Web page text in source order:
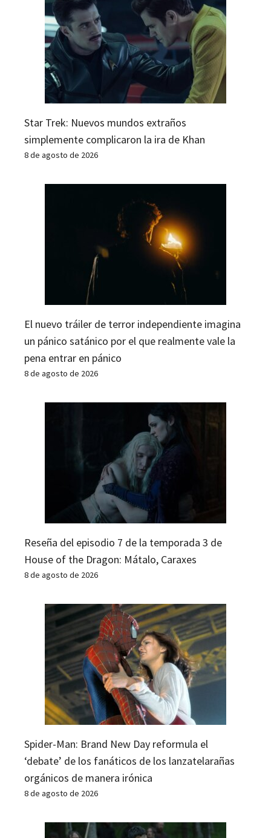
Star Trek: Nuevos mundos extraños
simplemente complicaron la ira de Khan
8 de agosto de 2026
El nuevo tráiler de terror independiente imagina
un pánico satánico por el que realmente vale la
pena entrar en pánico
8 de agosto de 2026
Reseña del episodio 7 de la temporada 3 de
House of the Dragon: Mátalo, Caraxes
8 de agosto de 2026
Spider-Man: Brand New Day reformula el
‘debate’ de los fanáticos de los lanzatelarañas
orgánicos de manera irónica
8 de agosto de 2026